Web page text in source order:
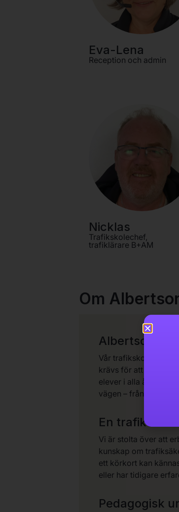
Eva-Lena
Reception och admin
Nicklas
Trafikskolechef,
trafiklärare B+AM
Om
Albertsons
Vår trafikskola är en
krävs för att bli en
elever i alla åldrar
vägen – från den
En trafikskola
Vi är stolta över att
kunskap om
ett körkort kan
eller har tidigare
Pedagogisk